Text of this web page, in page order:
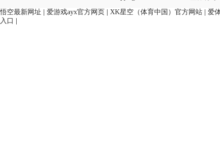
悟空最新网址 | 爱游戏ayx官方网页 | XK星空（体育中国）官方网站 | 爱
入口 |